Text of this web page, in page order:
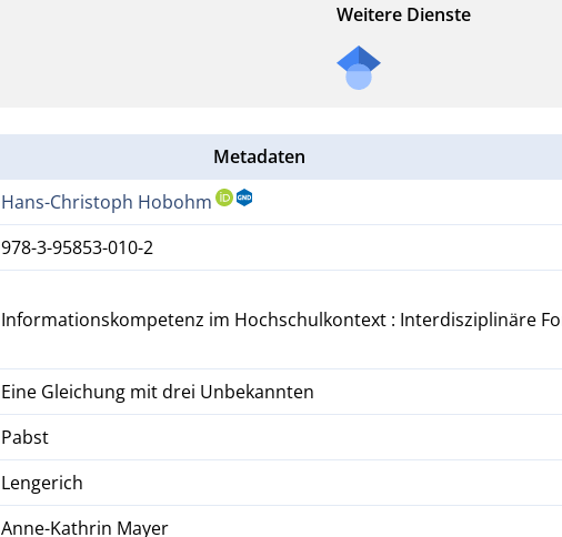
Weitere Dienste
Metadaten
Hans-Christoph Hobohm
978-3-95853-010-2
Informationskompetenz im Hochschulkontext : Interdisziplinäre
Eine Gleichung mit drei Unbekannten
Pabst
Lengerich
Anne-Kathrin Mayer